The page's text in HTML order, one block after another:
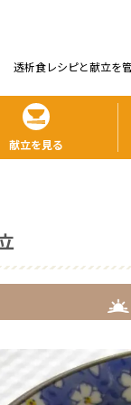
透析食レシピと献⽴を
献立を見る